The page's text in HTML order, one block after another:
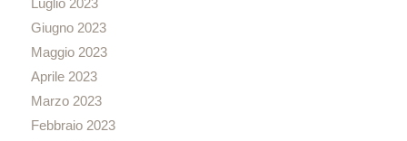
Luglio 2023
Giugno 2023
Maggio 2023
Aprile 2023
Marzo 2023
Febbraio 2023